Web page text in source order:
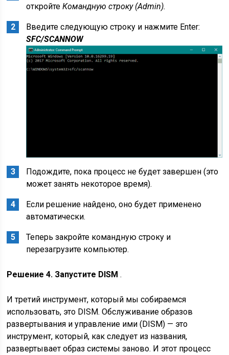
откройтеКомандную строку (Admin).
Введите следующую строку и нажмите Enter:
SFC/SCANNOW
Подождите, пока процесс не будет завершен (это
может занять некоторое время).
Если решение найдено, оно будет применено
автоматически.
Теперь закройте командную строку и
перезагрузите компьютер.
Решение 4. Запустите DISM .
И третий инструмент, который мы собираемся
использовать, это DISM. Обслуживание образов
развертывания и управление ими (DISM) — это
инструмент, который, как следует из названия,
развертывает образ системы заново. И этот процесс